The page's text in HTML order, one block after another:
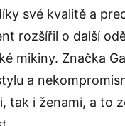
své kvalitě a
rozšířil o další
mikiny. Značka
a
tak i ženami, a to